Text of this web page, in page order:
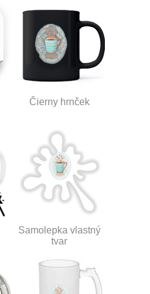
Čierny hrnček
Samolepka vlastný
tvar